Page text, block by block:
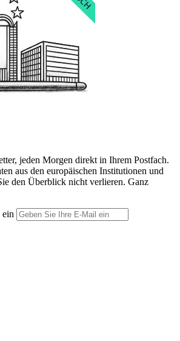
jeden Morgen direkt in Ihrem Postfach.
aus den europäischen Institutionen und
den Überblick nicht verlieren. Ganz